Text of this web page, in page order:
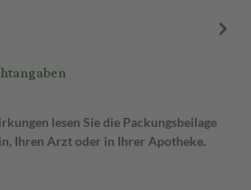
lesen Sie die Packungsbeilage
Ihren Arzt oder in Ihrer Apotheke.